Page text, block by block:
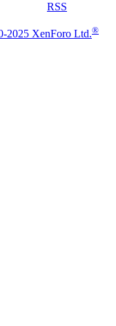
RSS
2025 XenForo Ltd.®